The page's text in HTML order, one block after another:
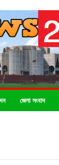
জেলা সংবাদ